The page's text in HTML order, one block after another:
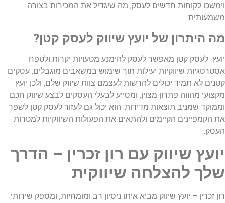
וימשכו לקוחות חדשים לעסק, מה שיגדיל את המכירות בצורה
משמעותית.
מה היתרון של יועץ שיווק לעסק קטן?
יועץ לעסק קטן מאפשר לעסק להימנע מטעויות יקרות ולטפח
אסטרטגיות שיווקיות יעילות תוך שימוש במשאבים מוגבלים. עסקים
קטנים לא תמיד יכולים להרשות לעצמם צוות שיווק שלם, ולכן יועץ
מקצועי מהווה פתרון מצוין, ומסייע לבעלי העסקים לבצע שיווק חכם
וממוקד שמניב תוצאות מדידות. הוא יכול גם לעזור לעסק קטן לשפר
את הקמפיינים הקיימים ולהתאים את הפעולות השיווקיות למטרות
העסק.
יועץ שיווק עם רון זכרין – הדרך
שלך להצלחה שיווקית
רון זכרין – יועץ שיווק מביא איתו ניסיון רב ומומחיות, ומספק שירותי